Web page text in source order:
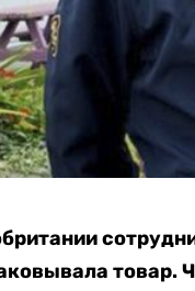
товар.